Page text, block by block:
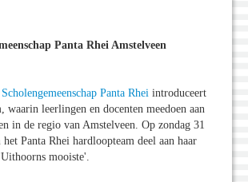
Panta Rhei Amstelveen
Scholengemeenschap Panta Rhei introduceert
waarin leerlingen en docenten meedoen aan
in de regio van Amstelveen. Op zondag 31
Panta Rhei hardloopteam deel aan haar
mooiste'.